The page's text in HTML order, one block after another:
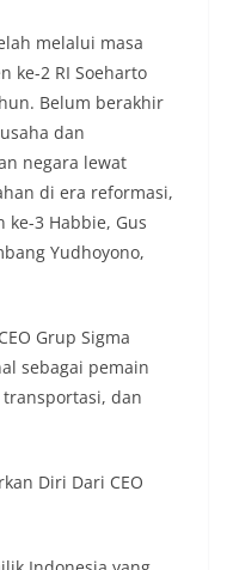
melalui masa
ke-2 RI Soeharto
Belum berakhir
dan
negara lewat
di era reformasi,
3 Habbie, Gus
Yudhoyono,
Grup Sigma
sebagai pemain
dan
Diri Dari CEO